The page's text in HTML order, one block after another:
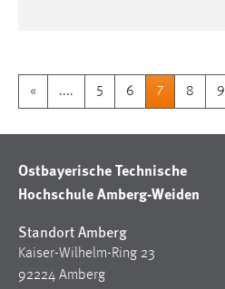
« .... 5 6 7 8 9
Ostbayerische Technische
Hochschule Amberg-Weiden
Standort Amberg
Kaiser-Wilhelm-Ring 23
92224 Amberg